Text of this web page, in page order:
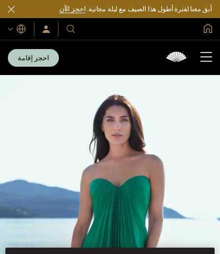
أبق معنا لفترة أطول هذا الصيف مع ليلة مجانية.احجز الآن
فنادقنا
ومنتجعاتنا
سجّل
الدخول/
اللغات
احجز إقامة